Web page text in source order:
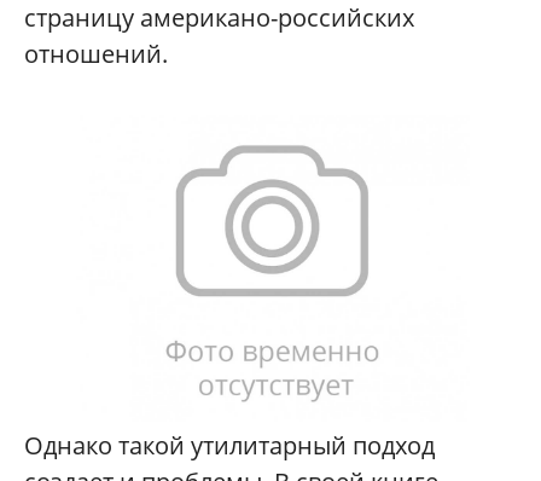
страницу американо-российских
отношений.
Однако такой утилитарный подход